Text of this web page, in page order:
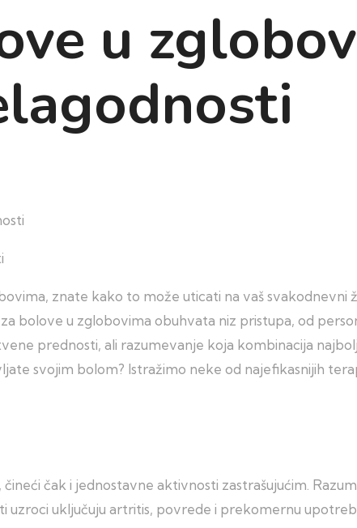
u
znate kako to može uticati na vaš svakodnevni
bolove u zglobovima obuhvata niz pristupa, od
prednosti, ali razumevanje koja kombinacija
svojim bolom? Istražimo neke od najefikasnijih
čak i jednostavne aktivnosti zastrašujućim.
uzroci uključuju artritis, povrede i prekomernu